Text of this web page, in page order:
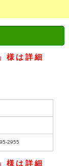
様は詳細
2955
様は詳細